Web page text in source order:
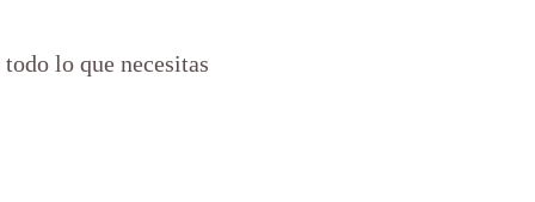
lo que necesitas